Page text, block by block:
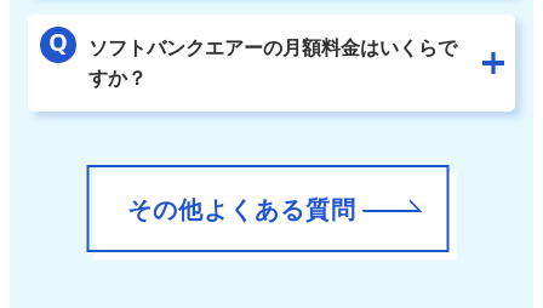
ソフトバンクエアーの月額料金はいくらで
すか？
その他よくある質問